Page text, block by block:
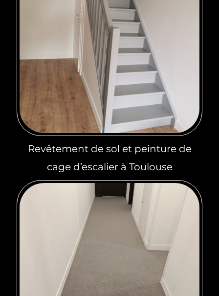
Revêtement de sol et peinture de
cage d’escalier à Toulouse